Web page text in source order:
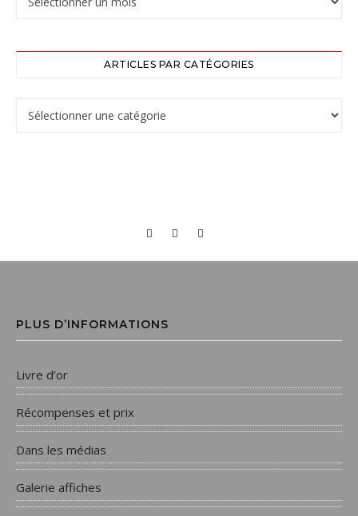
ARTICLES PAR CATÉGORIES
PLUS D’INFORMATIONS
Livre d’or
Récompenses et prix
Dans les médias
Galerie affiches